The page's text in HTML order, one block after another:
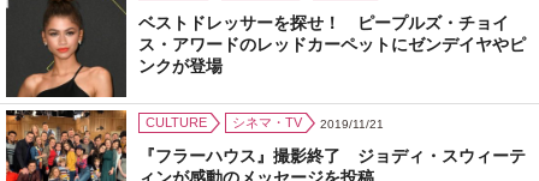
ベストドレッサーを探せ！ ピープルズ・チョイ
ス・アワードのレッドカーペットにゼンデイヤやピ
ンクが登場
CULTURE シネマ・TV 2019/11/21
『フラーハウス』撮影終了 ジョディ・スウィーテ